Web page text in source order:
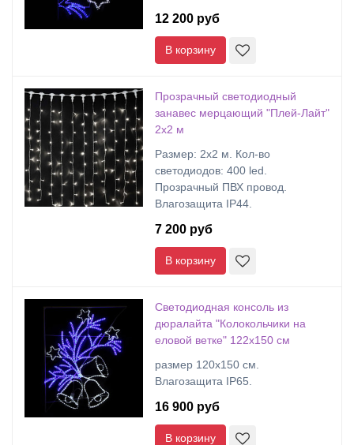
12 200 руб
В корзину
Прозрачный светодиодный
занавес мерцающий "Плей-Лайт"
2х2 м
Размер: 2х2 м. Кол-во
светодиодов: 400 led.
Прозрачный ПВХ провод.
Влагозащита IP44.
7 200 руб
В корзину
Светодиодная консоль из
дюралайта "Колокольчики на
еловой ветке" 122х150 см
размер 120x150 см.
Влагозащита IP65.
16 900 руб
В корзину